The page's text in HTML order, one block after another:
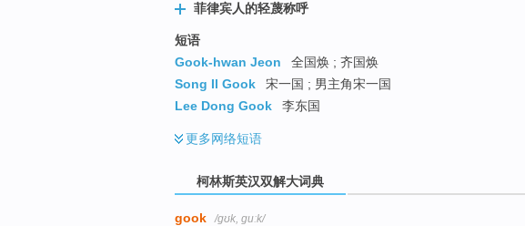
菲律宾人的轻蔑称呼
短语
Gook-hwan Jeon
全国焕 ; 齐国焕
Song Il Gook
宋一国 ; 男主角宋一国
Lee Dong Gook
李东国
更多网络短语
柯林斯英汉双解大词典
gook /ɡʊk, ɡuːk/